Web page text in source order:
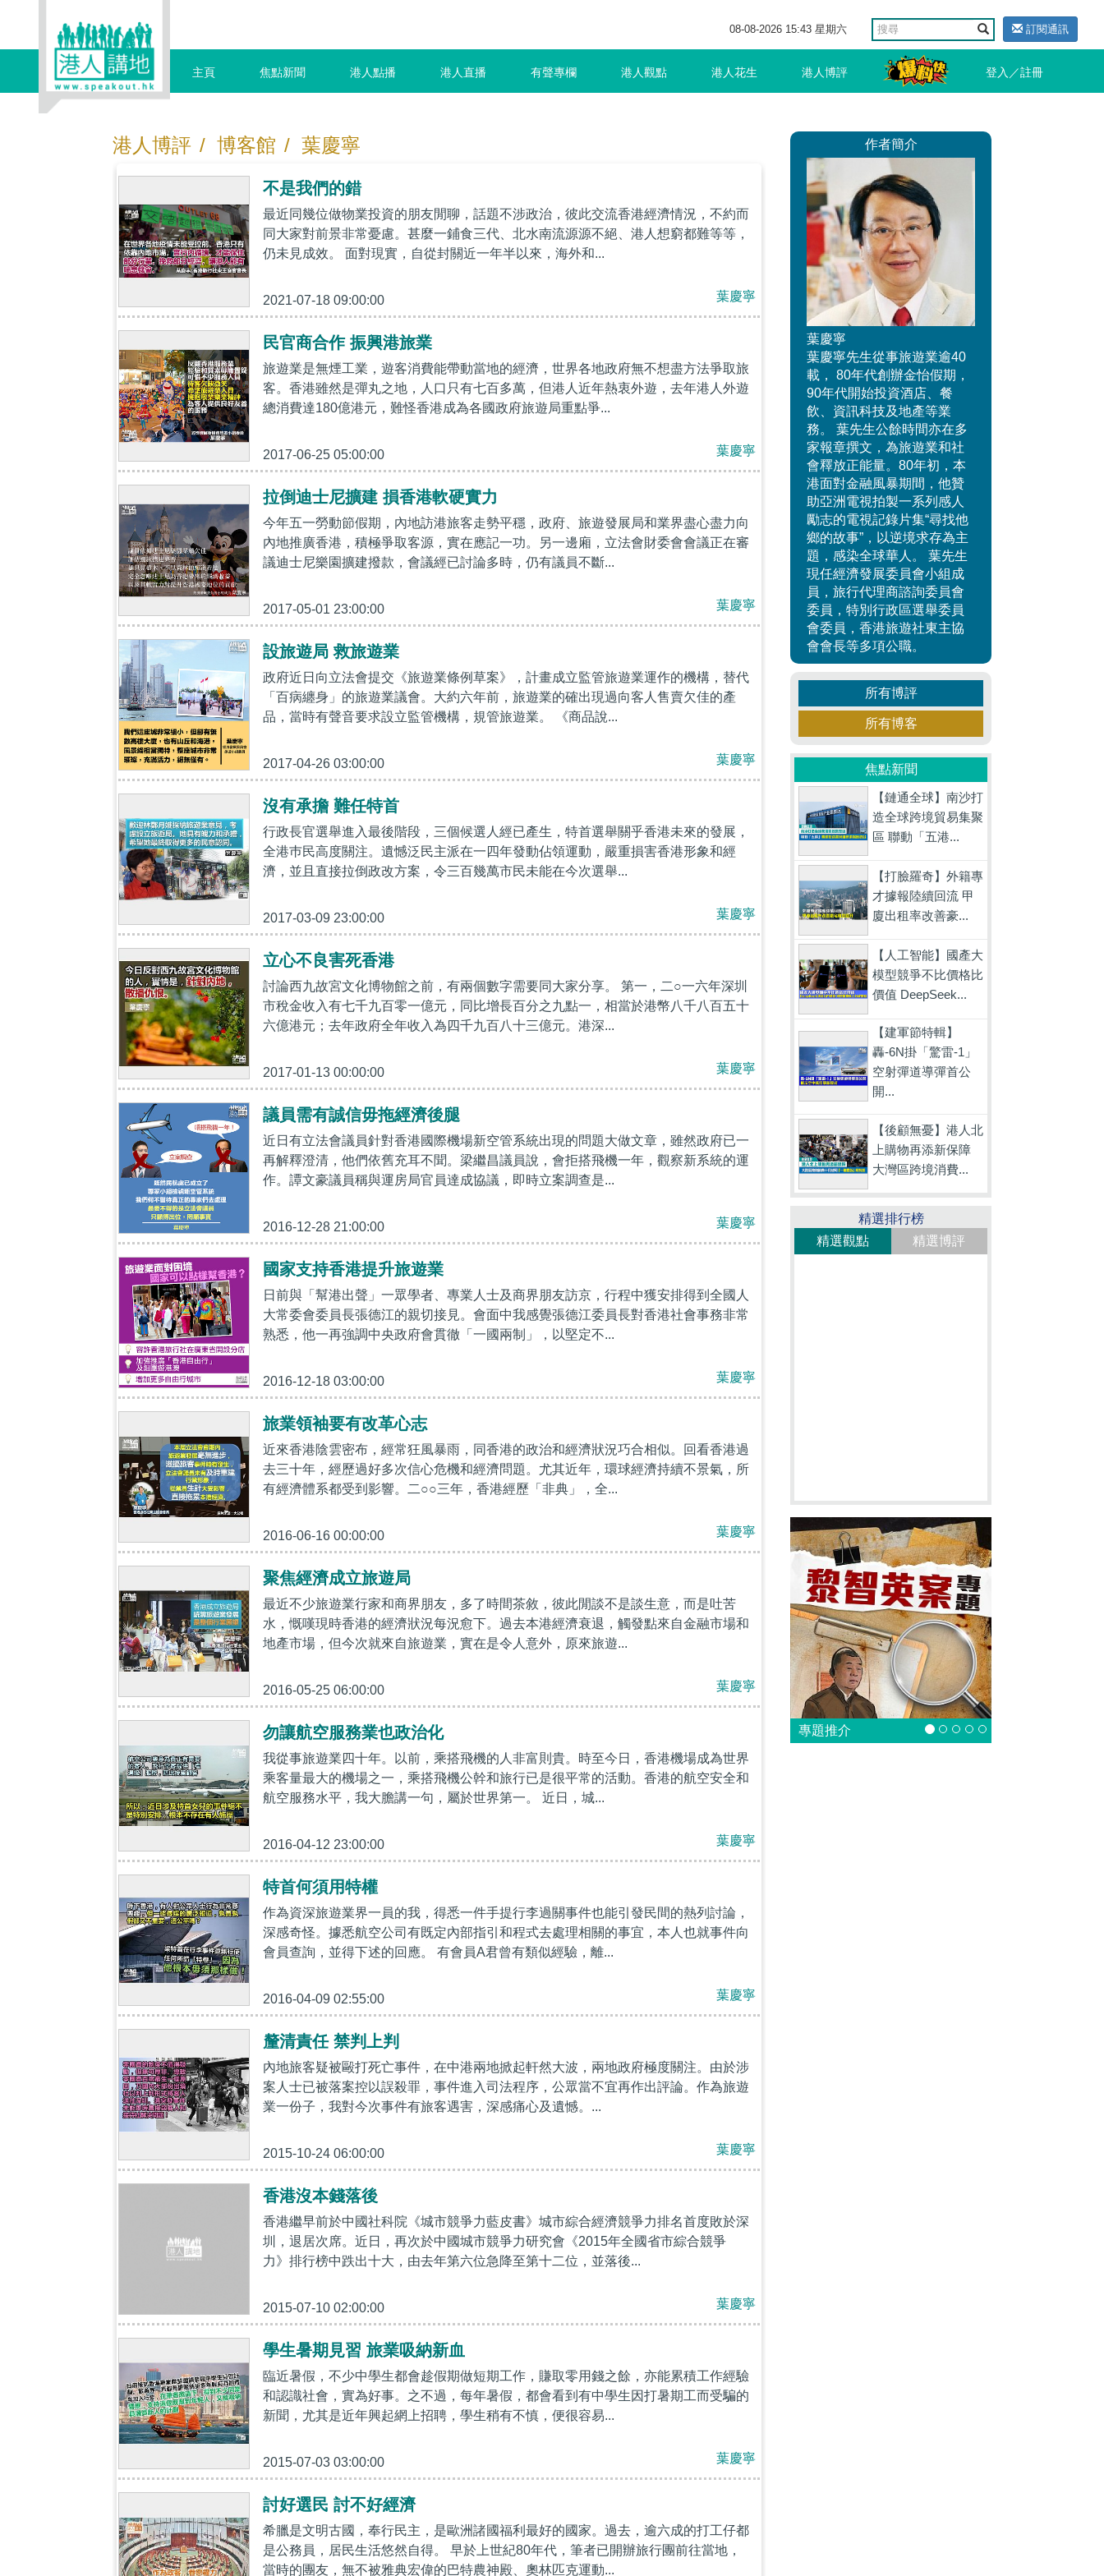
08-08-2026 15:43 星期六 訂閱通訊
主頁 焦點新聞 港人點播 港人直播 有聲專欄 港人觀點 港人花生 港人博評 登入／註冊
港人博評 / 博客館 / 葉慶寧
不是我們的錯
最近同幾位做物業投資的朋友閒聊，話題不涉政治，彼此交流香港經濟情況，不約而
同大家對前景非常憂慮。甚麼一鋪食三代、北水南流源源不絕、港人想窮都難等等，
仍未見成效。 面對現實，自從封關近一年半以來，海外和...
2021-07-18 09:00:00 葉慶寧
民官商合作 振興港旅業
旅遊業是無煙工業，遊客消費能帶動當地的經濟，世界各地政府無不想盡方法爭取旅
客。香港雖然是彈丸之地，人口只有七百多萬，但港人近年熱衷外遊，去年港人外遊
總消費達180億港元，難怪香港成為各國政府旅遊局重點爭...
2017-06-25 05:00:00 葉慶寧
拉倒迪士尼擴建 損香港軟硬實力
今年五一勞動節假期，內地訪港旅客走勢平穩，政府、旅遊發展局和業界盡心盡力向
內地推廣香港，積極爭取客源，實在應記一功。另一邊廂，立法會財委會會議正在審
議迪士尼樂園擴建撥款，會議經已討論多時，仍有議員不斷...
2017-05-01 23:00:00 葉慶寧
設旅遊局 救旅遊業
政府近日向立法會提交《旅遊業條例草案》，計畫成立監管旅遊業運作的機構，替代
「百病纏身」的旅遊業議會。大約六年前，旅遊業的確出現過向客人售賣欠佳的產
品，當時有聲音要求設立監管機構，規管旅遊業。 《商品說...
2017-04-26 03:00:00 葉慶寧
沒有承擔 難任特首
行政長官選舉進入最後階段，三個候選人經已產生，特首選舉關乎香港未來的發展，
全港巿民高度關注。遺憾泛民主派在一四年發動佔領運動，嚴重損害香港形象和經
濟，並且直接拉倒政改方案，令三百幾萬市民未能在今次選舉...
2017-03-09 23:00:00 葉慶寧
立心不良害死香港
討論西九故宮文化博物館之前，有兩個數字需要同大家分享。 第一，二○一六年深圳
市稅金收入有七千九百零一億元，同比增長百分之九點一，相當於港幣八千八百五十
六億港元；去年政府全年收入為四千九百八十三億元。港深...
2017-01-13 00:00:00 葉慶寧
議員需有誠信毋拖經濟後腿
近日有立法會議員針對香港國際機場新空管系統出現的問題大做文章，雖然政府已一
再解釋澄清，他們依舊充耳不聞。梁繼昌議員說，會拒搭飛機一年，觀察新系統的運
作。譚文豪議員稱與運房局官員達成協議，即時立案調查是...
2016-12-28 21:00:00 葉慶寧
國家支持香港提升旅遊業
日前與「幫港出聲」一眾學者、專業人士及商界朋友訪京，行程中獲安排得到全國人
大常委會委員長張德江的親切接見。會面中我感覺張德江委員長對香港社會事務非常
熟悉，他一再強調中央政府會貫徹「一國兩制」，以堅定不...
2016-12-18 03:00:00 葉慶寧
旅業領袖要有改革心志
近來香港陰雲密布，經常狂風暴雨，同香港的政治和經濟狀況巧合相似。回看香港過
去三十年，經歷過好多次信心危機和經濟問題。尤其近年，環球經濟持續不景氣，所
有經濟體系都受到影響。二○○三年，香港經歷「非典」，全...
2016-06-16 00:00:00 葉慶寧
聚焦經濟成立旅遊局
最近不少旅遊業行家和商界朋友，多了時間茶敘，彼此閒談不是談生意，而是吐苦
水，慨嘆現時香港的經濟狀況每況愈下。過去本港經濟衰退，觸發點來自金融市場和
地產市場，但今次就來自旅遊業，實在是令人意外，原來旅遊...
2016-05-25 06:00:00 葉慶寧
勿讓航空服務業也政治化
我從事旅遊業四十年。以前，乘搭飛機的人非富則貴。時至今日，香港機場成為世界
乘客量最大的機場之一，乘搭飛機公幹和旅行已是很平常的活動。香港的航空安全和
航空服務水平，我大膽講一句，屬於世界第一。 近日，城...
2016-04-12 23:00:00 葉慶寧
特首何須用特權
作為資深旅遊業界一員的我，得悉一件手提行李過關事件也能引發民間的熱列討論，
深感奇怪。據悉航空公司有既定內部指引和程式去處理相關的事宜，本人也就事件向
會員查詢，並得下述的回應。 有會員A君曾有類似經驗，離...
2016-04-09 02:55:00 葉慶寧
釐清責任 禁判上判
內地旅客疑被毆打死亡事件，在中港兩地掀起軒然大波，兩地政府極度關注。由於涉
案人士已被落案控以誤殺罪，事件進入司法程序，公眾當不宜再作出評論。作為旅遊
業一份子，我對今次事件有旅客遇害，深感痛心及遺憾。...
2015-10-24 06:00:00 葉慶寧
香港沒本錢落後
香港繼早前於中國社科院《城市競爭力藍皮書》城市綜合經濟競爭力排名首度敗於深
圳，退居次席。近日，再次於中國城市競爭力研究會《2015年全國省市綜合競爭
力》排行榜中跌出十大，由去年第六位急降至第十二位，並落後...
2015-07-10 02:00:00 葉慶寧
學生暑期見習 旅業吸納新血
臨近暑假，不少中學生都會趁假期做短期工作，賺取零用錢之餘，亦能累積工作經驗
和認識社會，實為好事。之不過，每年暑假，都會看到有中學生因打暑期工而受騙的
新聞，尤其是近年興起網上招聘，學生稍有不慎，便很容易...
2015-07-03 03:00:00 葉慶寧
討好選民 討不好經濟
希臘是文明古國，奉行民主，是歐洲諸國福利最好的國家。過去，逾六成的打工仔都
是公務員，居民生活悠然自得。 早於上世紀80年代，筆者已開辦旅行團前往當地，
當時的團友，無不被雅典宏偉的巴特農神殿、奧林匹克運動...
作者簡介
葉慶寧
葉慶寧先生從事旅遊業逾40
載， 80年代創辦金怡假期，
90年代開始投資酒店、餐
飲、資訊科技及地產等業
務。 葉先生公餘時間亦在多
家報章撰文，為旅遊業和社
會釋放正能量。80年初，本
港面對金融風暴期間，他贊
助亞洲電視拍製一系列感人
勵志的電視記錄片集“尋找他
鄉的故事”，以逆境求存為主
題，感染全球華人。 葉先生
現任經濟發展委員會小組成
員，旅行代理商諮詢委員會
委員，特別行政區選舉委員
會委員，香港旅遊社東主協
會會長等多項公職。
所有博評
所有博客
焦點新聞
【鏈通全球】南沙打
造全球跨境貿易集聚
區 聯動「五港...
【打臉羅奇】外籍專
才據報陸續回流 甲
廈出租率改善豪...
【人工智能】國產大
模型競爭不比價格比
價值 DeepSeek...
【建軍節特輯】
轟-6N掛「驚雷-1」
空射彈道導彈首公
開...
【後顧無憂】港人北
上購物再添新保障
大灣區跨境消費...
精選排行榜
精選觀點
精選博評
專題推介